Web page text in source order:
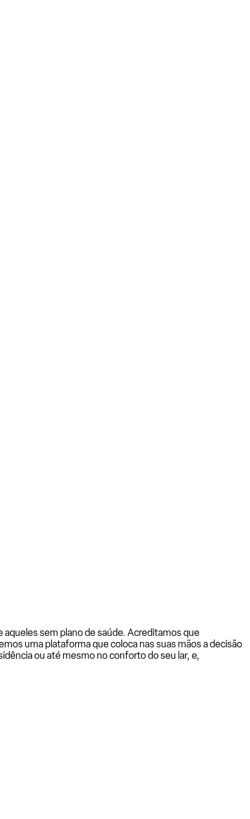
aqueles sem plano de saúde. Acreditamos que
uma plataforma que coloca nas suas mãos a decisão
ou até mesmo no conforto do seu lar, e,